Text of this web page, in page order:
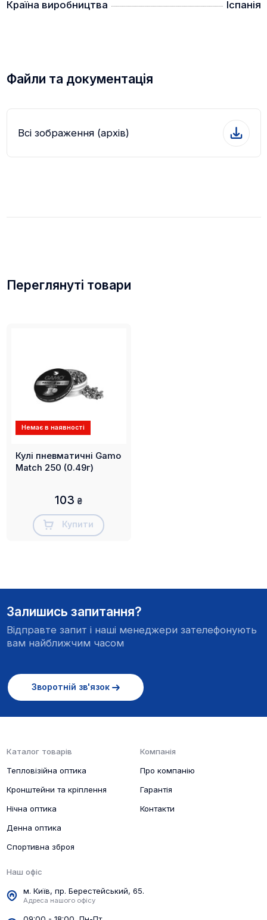
Країна виробництва
Іспанія
Файли та документація
Всі зображення (архів)
Переглянуті товари
Немає в наявності
Кулі пневматичні Gamo
Match 250 (0.49г)
103 ₴
Купити
Залишись запитання?
Відправте запит і наші менеджери зателефонують
вам найближчим часом
Зворотній зв'язок
Каталог товарів
Тепловізійна оптика
Кронштейни та кріплення
Нічна оптика
Денна оптика
Спортивна зброя
Компанія
Про компанію
Гарантія
Контакти
Наш офіс
м. Київ, пр. Берестейський, 65.
Адреса нашого офісу